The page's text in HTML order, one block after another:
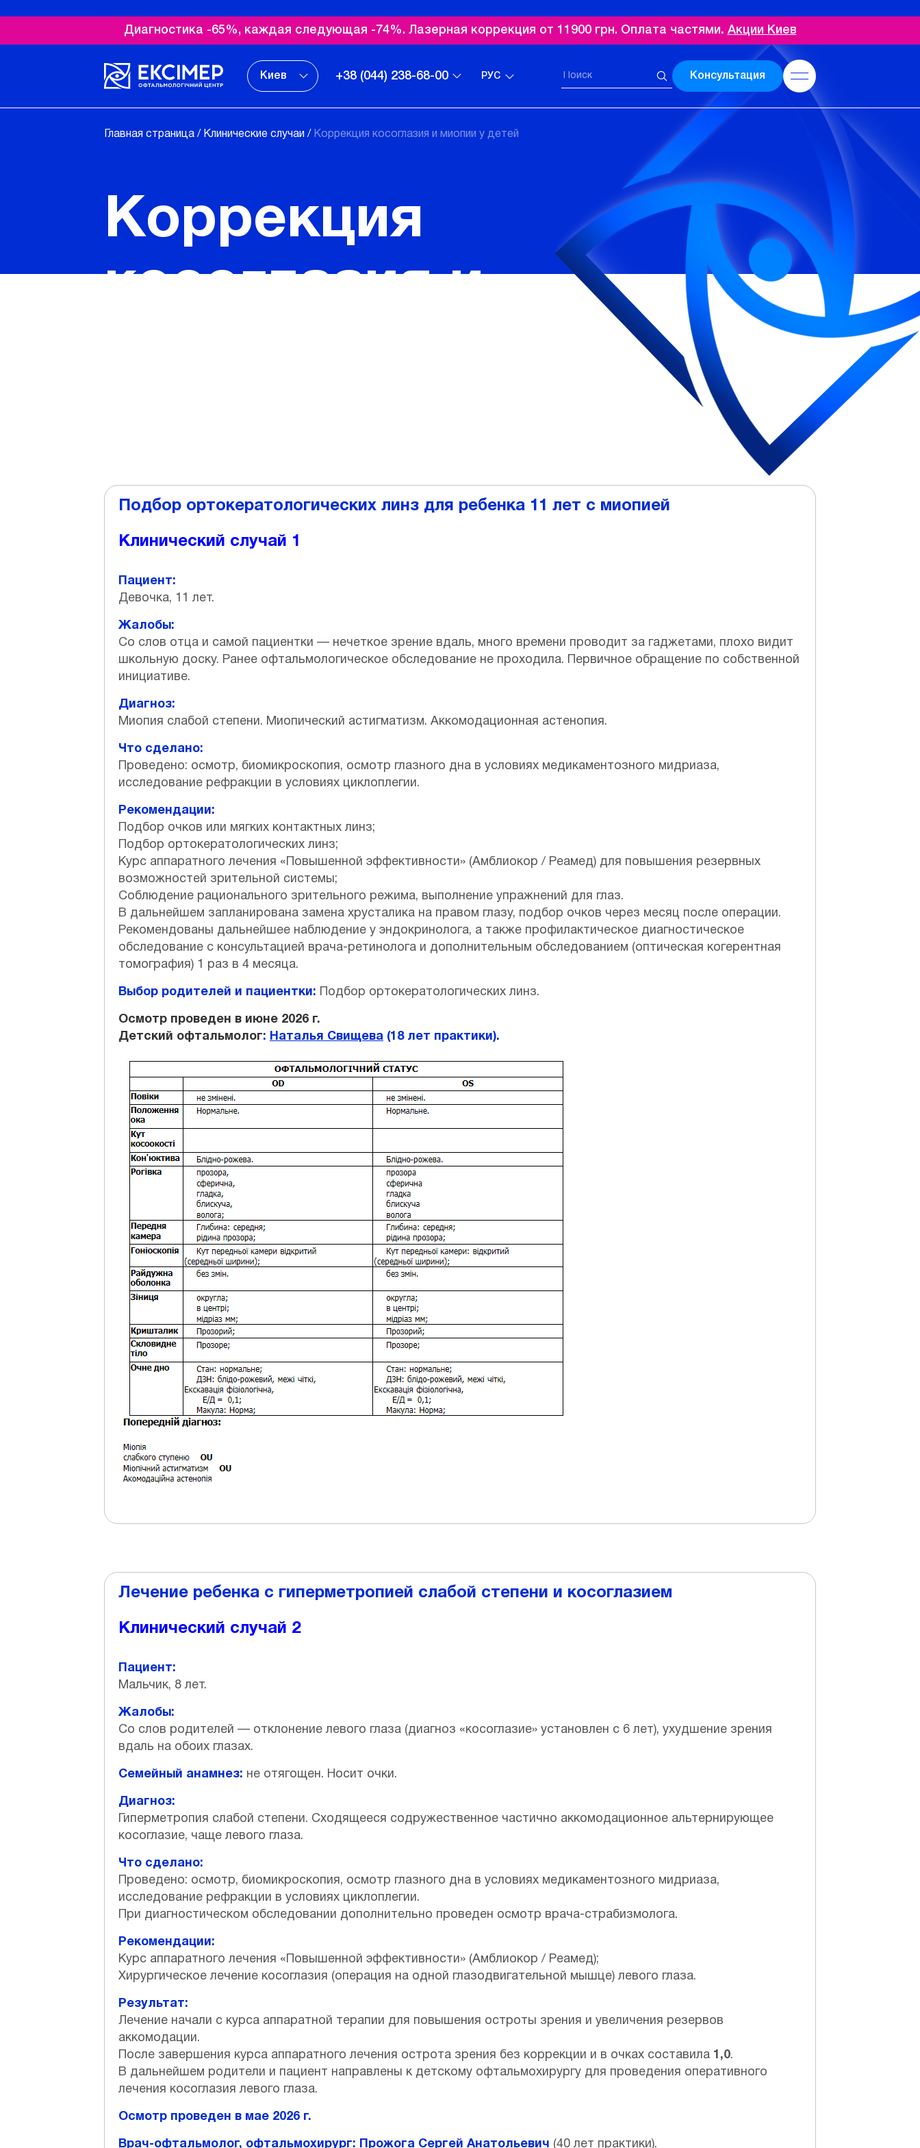
Диагностика -65%, каждая следующая -74%. Лазерная коррекция от 11900 грн. Оплата частями. Акции Киев
Киев +38 (044) 238-68-00 РУС Консультация
Главная страница/ Клинические случаи/ Коррекция косоглазия и миопии у детей
Коррекция
косоглазия и
Подбор ортокератологических линз для ребенка 11 лет с миопией
Клинический случай 1
Пациент:
Девочка, 11 лет.
Жалобы:
Со слов отца и самой пациентки — нечеткое зрение вдаль, много времени проводит за гаджетами, плохо видит
школьную доску. Ранее офтальмологическое обследование не проходила. Первичное обращение по собственной
инициативе.
Диагноз:
Миопия слабой степени. Миопический астигматизм. Аккомодационная астенопия.
Что сделано:
Проведено: осмотр, биомикроскопия, осмотр глазного дна в условиях медикаментозного мидриаза,
исследование рефракции в условиях циклоплегии.
Рекомендации:
Подбор очков или мягких контактных линз;
Подбор ортокератологических линз;
Курс аппаратного лечения «Повышенной эффективности» (Амблиокор / Реамед) для повышения резервных
возможностей зрительной системы;
Соблюдение рационального зрительного режима, выполнение упражнений для глаз.
В дальнейшем запланирована замена хрусталика на правом глазу, подбор очков через месяц после операции.
Рекомендованы дальнейшее наблюдение у эндокринолога, а также профилактическое диагностическое
обследование с консультацией врача-ретинолога и дополнительным обследованием (оптическая когерентная
томография) 1 раз в 4 месяца.
Выбор родителей и пациентки: Подбор ортокератологических линз.
Осмотр проведен в июне 2026 г.
Детский офтальмолог: Наталья Свищева (18 лет практики).
Лечение ребенка с гиперметропией слабой степени и косоглазием
Клинический случай 2
Пациент:
Мальчик, 8 лет.
Жалобы:
Со слов родителей — отклонение левого глаза (диагноз «косоглазие» установлен с 6 лет), ухудшение зрения
вдаль на обоих глазах.
Семейный анамнез: не отягощен. Носит очки.
Диагноз:
Гиперметропия слабой степени. Сходящееся содружественное частично аккомодационное альтернирующее
косоглазие, чаще левого глаза.
Что сделано:
Проведено: осмотр, биомикроскопия, осмотр глазного дна в условиях медикаментозного мидриаза,
исследование рефракции в условиях циклоплегии.
При диагностическом обследовании дополнительно проведен осмотр врача-страбизмолога.
Рекомендации:
Курс аппаратного лечения «Повышенной эффективности» (Амблиокор / Реамед);
Хирургическое лечение косоглазия (операция на одной глазодвигательной мышце) левого глаза.
Результат:
Лечение начали с курса аппаратной терапии для повышения остроты зрения и увеличения резервов
аккомодации.
После завершения курса аппаратного лечения острота зрения без коррекции и в очках составила 1,0.
В дальнейшем родители и пациент направлены к детскому офтальмохирургу для проведения оперативного
лечения косоглазия левого глаза.
Осмотр проведен в мае 2026 г.
Врач-офтальмолог, офтальмохирург: Прожога Сергей Анатольевич (40 лет практики).